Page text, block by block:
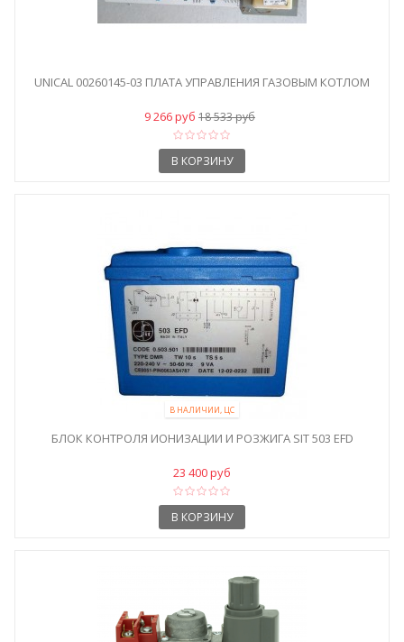
UNICAL 00260145-03 ПЛАТА УПРАВЛЕНИЯ ГАЗОВЫМ КОТЛОМ
9 266 руб 18 533 руб
В КОРЗИНУ
В НАЛИЧИИ, ЦС
БЛОК КОНТРОЛЯ ИОНИЗАЦИИ И РОЗЖИГА SIT 503 EFD
23 400 руб
В КОРЗИНУ